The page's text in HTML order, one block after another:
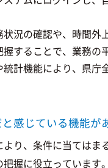
況の確認や、時間
することで、業務の
計機能により、県
感じている機能が
り、条件に当ては
握に役立っています。